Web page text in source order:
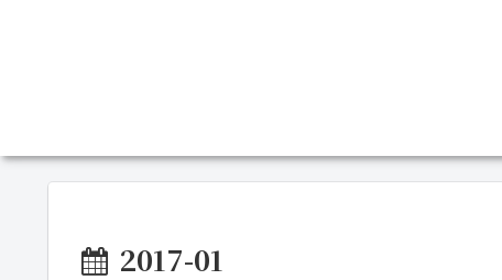
2017-01